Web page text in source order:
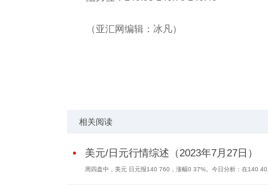
（亚汇网编辑：冰凡）
相关阅读
美元/日元行情综述（2023年7月27日）
周四盘中，美元 日元报140 760，涨幅0 37%。今日分析：在140 40